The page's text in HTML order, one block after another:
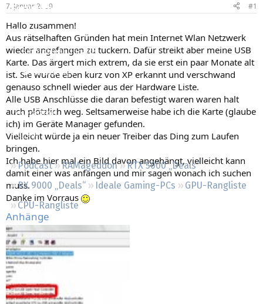
Forum
Aktuelles
Empfohlene Inhalte
Neue Beiträge
Neueste Aktivitäten
Leserartikel
Regeln
Podcast RAMageddon
RTX 5000 „Deals“
RX 9000 „Deals“
Ideale Gaming-PCs
GPU-Rangliste
CPU-Rangliste
e
r
t
a
7. Januar 2009 #1
Hallo zusammen!
Aus rätselhaften Gründen hat mein Internet Wlan Netzwerk
wieder angefangen zu tuckern. Dafür streikt aber meine USB
Karte. Das ärgert mich extrem, da sie erst ein paar Monate alt
ist. Sie wurde eben kurz von XP erkannt und verschwand
genauso schnell wieder aus der Hardware Liste.
Alle USB Anschlüsse die daran befestigt waren waren halt
auch plötzlich weg. Seltsamerweise habe ich die Karte (glaube
ich) im Geräte Manager gefunden.
Vielleicht würde ja ein neuer Treiber das Ding zum Laufen
bringen.
Ich habe hier mal ein Bild davon angehängt, vielleicht kann
damit einer was anfangen und mir sagen wonach ich suchen
muss.
Danke im Vorraus
Anhänge